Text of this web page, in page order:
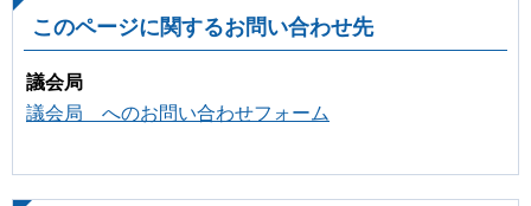
このページに関するお問い合わせ先
議会局
議会局 へのお問い合わせフォーム